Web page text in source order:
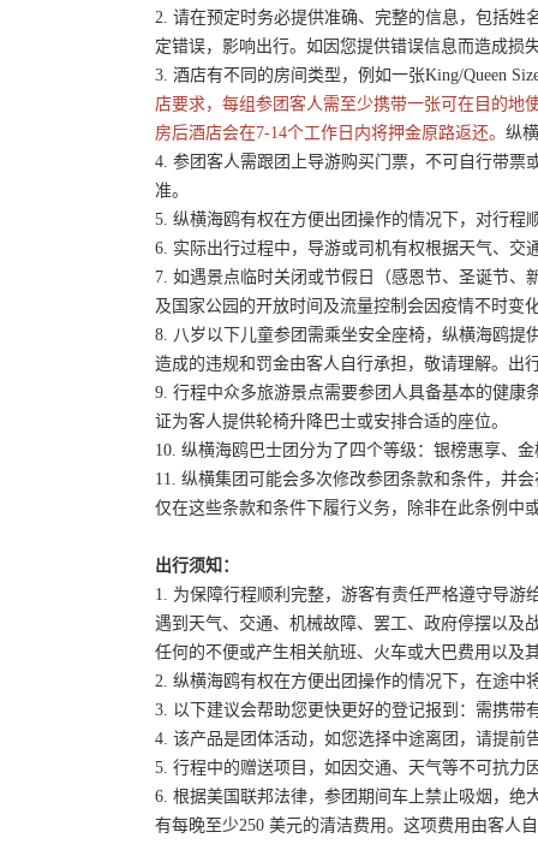
2. 请在预定时务必提供准确、完整的信息，包括
定错误，影响出行。如因您提供错误信息而造成损
3. 酒店有不同的房间类型，例如一张King/Queen
店要求，每组参团客人需至少携带一张可在目的地
房后酒店会在7-14个工作日内将押金原路返还。 纵
4. 参团客人需跟团上导游购买门票，不可自行带票
准。
5. 纵横海鸥有权在方便出团操作的情况下，对行
6. 实际出行过程中，导游或司机有权根据天气、
7. 如遇景点临时关闭或节假日（感恩节、圣诞节
及国家公园的开放时间及流量控制会因疫情不时变
8. 八岁以下儿童参团需乘坐安全座椅，纵横海鸥提
造成的违规和罚金由客人自行承担，敬请理解。出
9. 行程中众多旅游景点需要参团人具备基本的健
证为客人提供轮椅升降巴士或安排合适的座位。
10. 纵横海鸥巴士团分为了四个等级：银榜惠享、
11. 纵横集团可能会多次修改参团条款和条件，并
仅在这些条款和条件下履行义务，除非在此条例中
出行须知：
1. 为保障行程顺利完整，游客有责任严格遵守导
遇到天气、交通、机械故障、罢工、政府停摆以及
任何的不便或产生相关航班、火车或大巴费用以及
2. 纵横海鸥有权在方便出团操作的情况下，在途
3. 以下建议会帮助您更快更好的登记报到：需携
4. 该产品是团体活动，如您选择中途离团，请提
5. 行程中的赠送项目，如因交通、天气等不可抗
6. 根据美国联邦法律，参团期间车上禁止吸烟，
有每晚至少250 美元的清洁费用。这项费用由客人